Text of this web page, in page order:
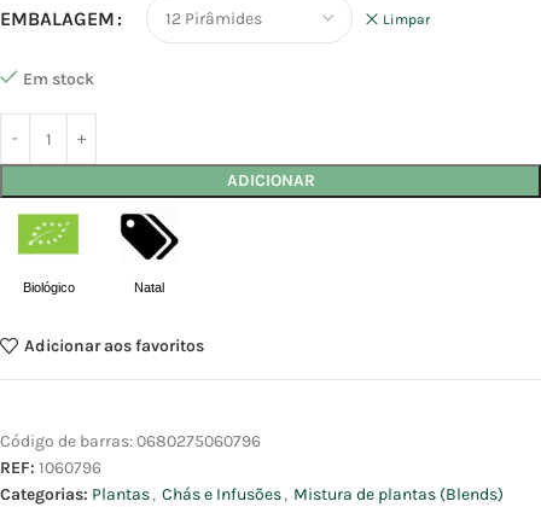
EMBALAGEM Limpar
Em stock
ADICIONAR
Biológico Natal
Adicionar aos favoritos
Código de barras:0680275060796
REF: 1060796
Categorias: Plantas, Chás e Infusões, Mistura de plantas (Blends)